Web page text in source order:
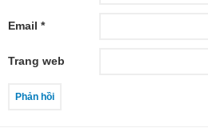
Email *
Trang web